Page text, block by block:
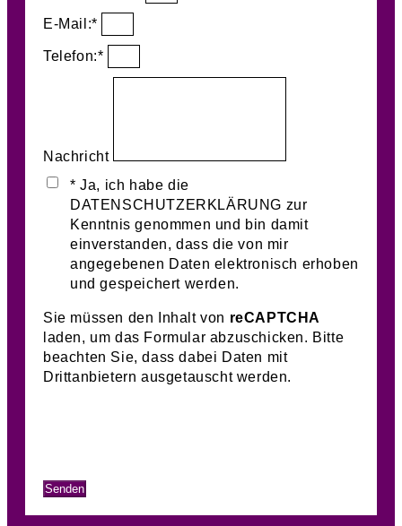
E-Mail:*
Telefon:*
Nachricht
* Ja, ich habe die
DATENSCHUTZERKLÄRUNG zur
Kenntnis genommen und bin damit
einverstanden, dass die von mir
angegebenen Daten elektronisch erhoben
und gespeichert werden.
Sie müssen den Inhalt von reCAPTCHA
laden, um das Formular abzuschicken. Bitte
beachten Sie, dass dabei Daten mit
Drittanbietern ausgetauscht werden.
Senden